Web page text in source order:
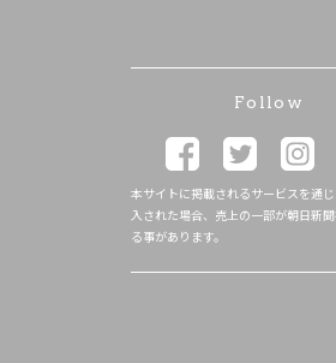
Follow
本サイトに掲載されるサービスを通
入された場合、売上の一部が朝日新
る事があります。